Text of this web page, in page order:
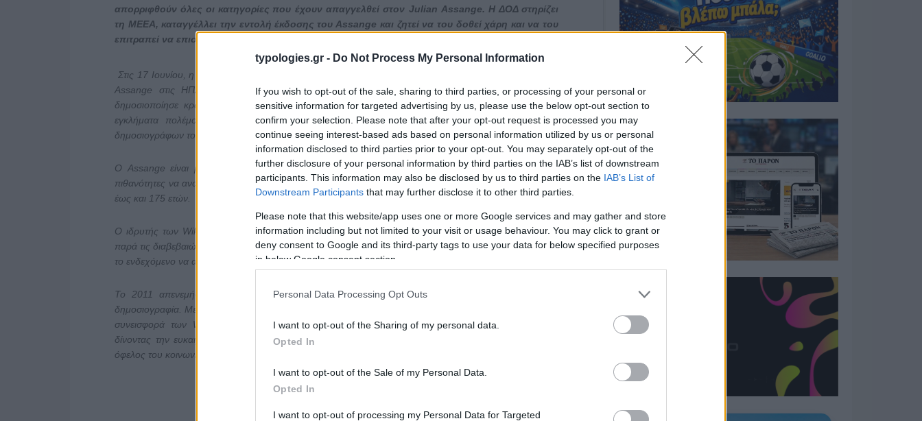
typologies.gr - Do Not Process My Personal Information
If you wish to opt-out of the sale, sharing to third parties, or processing of your personal or
sensitive information for targeted advertising by us, please use the below opt-out section to
confirm your selection. Please note that after your opt-out request is processed you may
continue seeing interest-based ads based on personal information utilized by us or personal
information disclosed to third parties prior to your opt-out. You may separately opt-out of the
further disclosure of your personal information by third parties on the IAB’s list of downstream
participants. This information may also be disclosed by us to third parties on the IAB’s List of
Downstream Participants that may further disclose it to other third parties.
Please note that this website/app uses one or more Google services and may gather and store
information including but not limited to your visit or usage behaviour. You may click to grant or
deny consent to Google and its third-party tags to use your data for below specified purposes
in below Google consent section.
Personal Data Processing Opt Outs
I want to opt-out of the Sharing of my personal data.
Opted In
I want to opt-out of the Sale of my Personal Data.
Opted In
I want to opt-out of processing my Personal Data for Targeted
απορριφθούν όλες οι κατηγορίες που έχουν απαγγελθεί στον Julian Assange. Η ΔΟΔ στηρίζει
τη ΜΕΕΑ, καταγγέλλει την εντολή έκδοσης του Assange και ζητεί να του δοθεί χάρη και να του
επιτραπεί να επιστρέψει στην οικογένειά του.
Στις 17 Ιουνίου, η Υπουργός Εσωτερικών του Ηνωμένου Βασιλείου Priti Patel ενέκρινε την έκδοση του
Assange στις ΗΠΑ, όπου αντιμετωπίζει κατηγορίες βάσει του Νόμου περί Κατασκοπείας, επειδή
δημοσιοποίησε κρατικά αρχεία των ΗΠΑ, που αποκαλύπτουν ότι ο αμερικανικός στρατός διέπραξε
εγκλήματα πολέμου κατά αμάχων στο Αφγανιστάν και στο Ιράκ, καθώς και τη δολοφονία δύο
δημοσιογράφων του πρακτορείου Reuters.
Ο Assange είναι μέλος της ΜΕΕΑ από το 2007 και η έκδοσή του στις ΗΠΑ έχει πλέον ελάχιστες
πιθανότητες να ανατραπεί. Στην περίπτωση που κριθεί ένοχος, αντιμετωπίζει ποινή φυλάκισης διάρκειας
έως και 175 ετών.
Ο ιδρυτής των WikiLeaks πιθανότατα θα κρατείται στις ΗΠΑ υπό αυστηρές συνθήκες σε απομόνωση,
παρά τις διαβεβαιώσεις της αμερικανικής κυβέρνησης, κάτι που θα επιδεινώσει ιδιαίτερα την υγεία του και
το ενδεχόμενο να αυτοκτονήσει.
Το 2011 απενεμήθη στα WikiLeaks το βραβείο Walkey, για την εξαιρετική συνεισφορά τους στη
δημοσιογραφία. Με το ετήσιο αυστραλιανό δημοσιογραφικό βραβείο αριστείας Walkey αναγνωρίστηκε η
συνεισφορά των Wikileaks στην υπηρεσία της δημοσιογραφίας υπέρ του δημόσιου συμφέροντος,
δίνοντας την ευκαιρία σε πληροφοριοδότες (whistleblowers) να καταθέσουν τις μαρτυρίες τους προς
όφελος του κοινωνικού συνόλου.